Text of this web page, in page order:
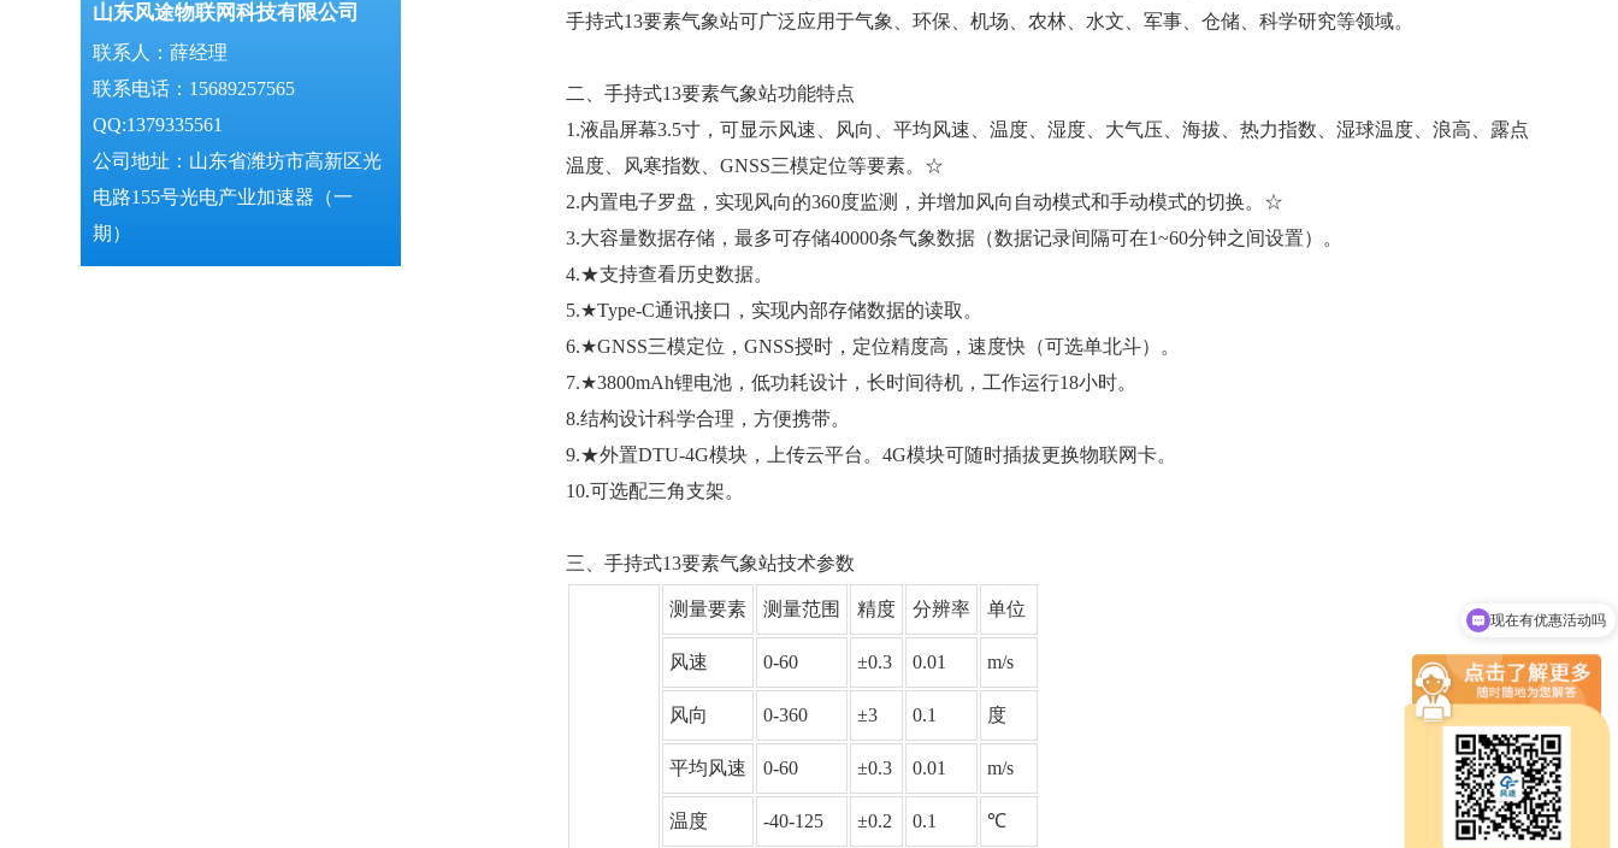
山东风途物联网科技有限公司
联系人：薛经理
联系电话：15689257565
QQ:1379335561
公司地址：山东省潍坊市高新区光
电路155号光电产业加速器（一
期）
手持式13要素气象站可广泛应用于气象、环保、机场、农林、水文、军事、仓储、科学研究等领域。
二、手持式13要素气象站功能特点
1.液晶屏幕3.5寸，可显示风速、风向、平均风速、温度、湿度、大气压、海拔、热力指数、湿球温度、浪高、露点
温度、风寒指数、GNSS三模定位等要素。☆
2.内置电子罗盘，实现风向的360度监测，并增加风向自动模式和手动模式的切换。☆
3.大容量数据存储，最多可存储40000条气象数据（数据记录间隔可在1~60分钟之间设置）。
4.★支持查看历史数据。
5.★Type-C通讯接口，实现内部存储数据的读取。
6.★GNSS三模定位，GNSS授时，定位精度高，速度快（可选单北斗）。
7.★3800mAh锂电池，低功耗设计，长时间待机，工作运行18小时。
8.结构设计科学合理，方便携带。
9.★外置DTU-4G模块，上传云平台。4G模块可随时插拔更换物联网卡。
10.可选配三角支架。
三、手持式13要素气象站技术参数
测量要素 测量范围 精度 分辨率 单位
风速 0-60 ±0.3 0.01 m/s
风向 0-360 ±3 0.1 度
平均风速 0-60 ±0.3 0.01 m/s
温度 -40-125 ±0.2 0.1 ℃
现在有优惠活动吗